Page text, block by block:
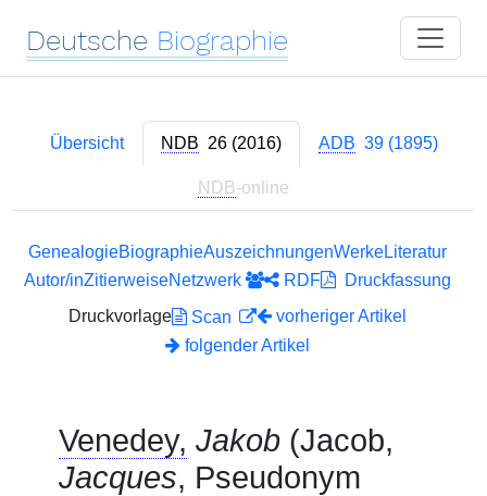
Deutsche Biographie
Übersicht NDB 26 (2016) ADB 39 (1895)
NDB-online
GenealogieBiographieAuszeichnungenWerkeLiteratur
Autor/inZitierweiseNetzwerk RDF
Druckfassung
Druckvorlage
Scan
vorheriger Artikel
folgender Artikel
Venedey, Jakob (Jacob,
Jacques, Pseudonym